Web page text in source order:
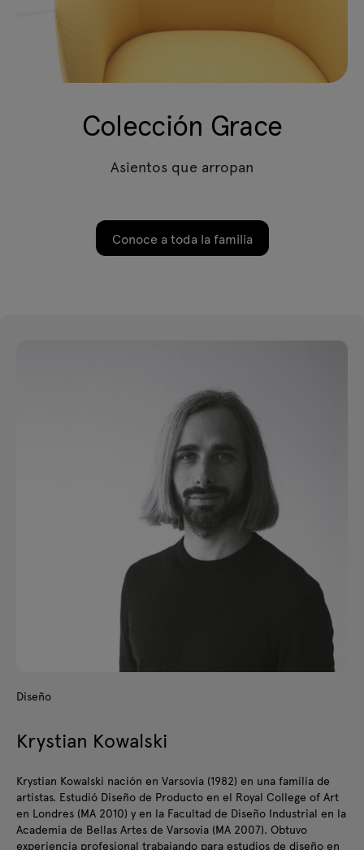
Colección Grace
Asientos que arropan
Conoce a toda la familia
Diseño
Krystian Kowalski
Krystian Kowalski nación en Varsovia (1982) en una familia de
artistas. Estudió Diseño de Producto en el Royal College of Art
en Londres (MA 2010) y en la Facultad de Diseño Industrial en la
Academia de Bellas Artes de Varsovia (MA 2007). Obtuvo
experiencia profesional trabajando para estudios de diseño en